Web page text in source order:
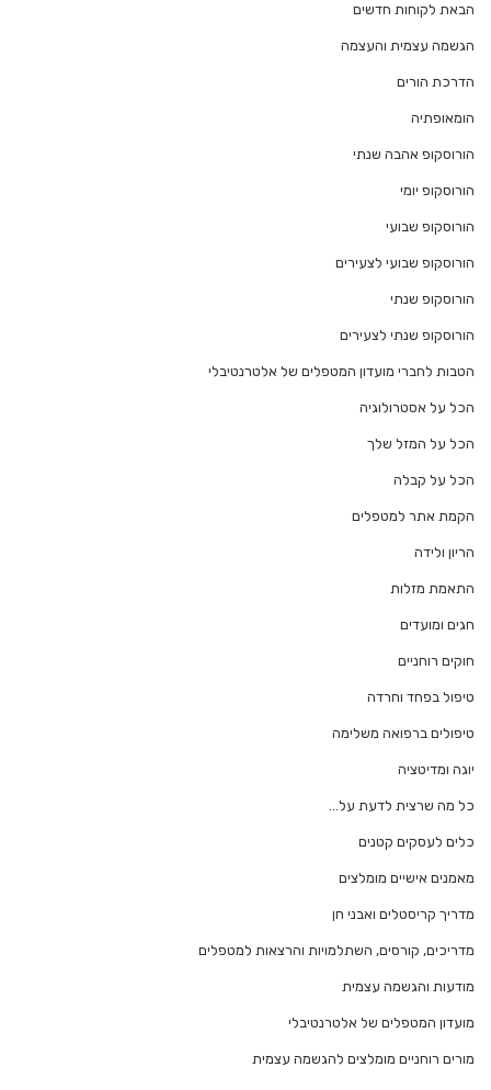
הבאת לקוחות חדשים
הגשמה עצמית והעצמה
הדרכת הורים
הומאופתיה
הורוסקופ אהבה שנתי
הורוסקופ יומי
הורוסקופ שבועי
הורוסקופ שבועי לצעירים
הורוסקופ שנתי
הורוסקופ שנתי לצעירים
הטבות לחברי מועדון המטפלים של אלטרנטיבלי
הכל על אסטרולוגיה
הכל על המזל שלך
הכל על קבלה
הקמת אתר למטפלים
הריון ולידה
התאמת מזלות
חגים ומועדים
חוקים רוחניים
טיפול בפחד וחרדה
טיפולים ברפואה משלימה
יוגה ומדיטציה
כל מה שרצית לדעת על…
כלים לעסקים קטנים
מאמנים אישיים מומלצים
מדריך קריסטלים ואבני חן
מדריכים, קורסים, השתלמויות והרצאות למטפלים
מודעות והגשמה עצמית
מועדון המטפלים של אלטרנטיבלי
מורים רוחניים מומלצים להגשמה עצמית